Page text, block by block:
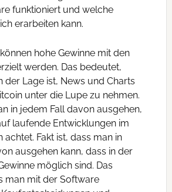
funktioniert und welche
erarbeiten kann.
hohe Gewinne mit den
werden. Das bedeutet,
der Lage ist, News und Charts
unter die Lupe zu nehmen.
in jedem Fall davon ausgehen,
laufende Entwicklungen im
achtet. Fakt ist, dass man in
ausgehen kann, dass in der
möglich sind. Das
man mit der Software